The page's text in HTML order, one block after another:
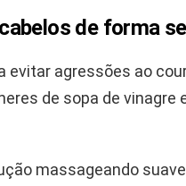
de forma
evitar agressões ao
de sopa de vinagre
massageando